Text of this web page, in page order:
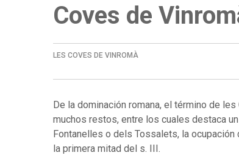
Coves de
LES COVES DE VINROMÀ
De la dominación romana, el término de
muchos restos, entre los cuales destaca
Fontanelles o dels Tossalets, la
la primera mitad del s. III.